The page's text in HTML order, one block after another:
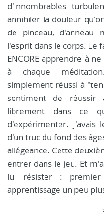
d'innombrables
annihiler la douleur
de pinceau, d'anneau
l'esprit dans le corps. Le
ENCORE apprendre à
à chaque
simplement réussi à
sentiment de réussir
librement dans ce
d'expérimenter.
d'un truc du fond des
allégeance. Cette
entrer dans le jeu. Et
lui résister :
apprentissage un peu